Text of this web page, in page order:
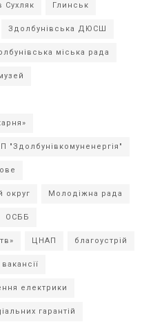
Сухляк Глинськ
Здолбунівська ДЮСШ
міська рада
"Здолбунівкомуненергія"
округ Молодіжна рада
ОСББ
ЦНАП благоустрій
вакансії
електрики
гарантій